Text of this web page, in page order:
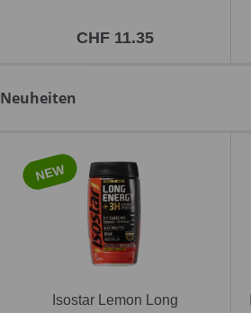
CHF 11.35
Neuheiten
NEW
Isostar Lemon Long